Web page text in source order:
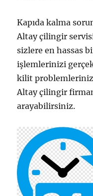
Kapıda kalma
Altay çilingir
sizlere en hassas
işlemlerinizi
kilit
Altay çilingir
arayabilirsiniz.